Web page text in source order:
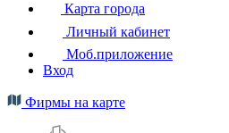
Карта города
Личный кабинет
Моб.приложение
Вход
Фирмы на карте